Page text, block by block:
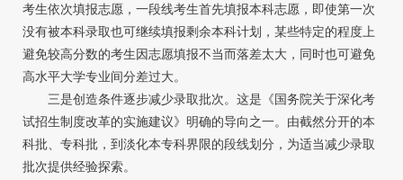
考生依次填报志愿，一段线考生首先填报本科志愿，即使第一次
没有被本科录取也可继续填报剩余本科计划，某些特定的程度上
避免较高分数的考生因志愿填报不当而落差太大，同时也可避免
高水平大学专业间分差过大。
三是创造条件逐步减少录取批次。这是《国务院关于深化考
试招生制度改革的实施建议》明确的导向之一。由截然分开的本
科批、专科批，到淡化本专科界限的段线划分，为适当减少录取
批次提供经验探索。